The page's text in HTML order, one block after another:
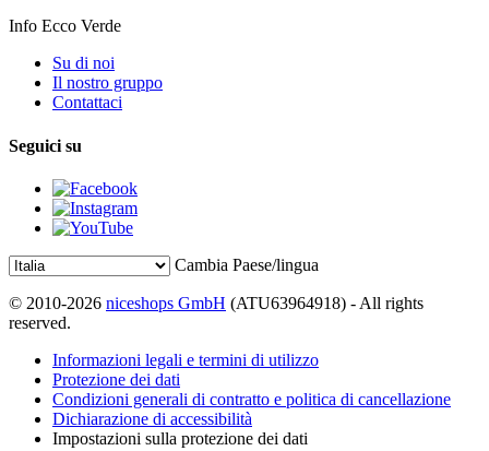
Info Ecco Verde
Su di noi
Il nostro gruppo
Contattaci
Seguici su
Cambia Paese/lingua
© 2010-2026 niceshops GmbH (ATU63964918) - All rights
reserved.
Informazioni legali e termini di utilizzo
Protezione dei dati
Condizioni generali di contratto e politica di cancellazione
Dichiarazione di accessibilità
Impostazioni sulla protezione dei dati